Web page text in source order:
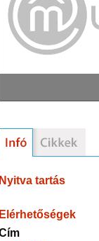
Nyitva tartás
Elérhetőségek